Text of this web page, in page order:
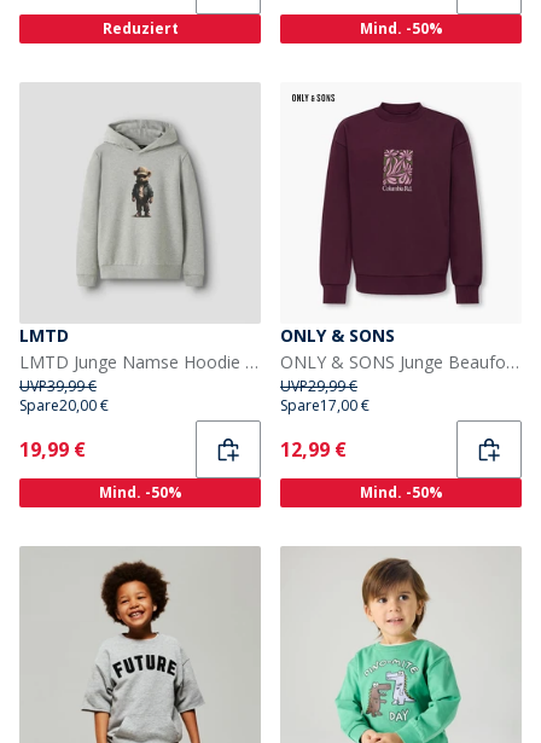
Reduziert Mind. -50%
LMTD
LMTD Junge Namse Hoodie Light Grey Melange
UVP39,99 €
Spare20,00 €
Current
19,99 €
Mind. -50%
ONLY & SONS
ONLY & SONS Junge Beaufort Sweatshirt Fig
UVP29,99 €
Spare17,00 €
Current
12,99 €
Mind. -50%